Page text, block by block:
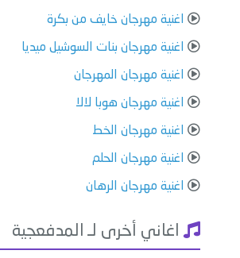
اغنية مهرجان خايف من بكرة
اغنية مهرجان بنات السوشيل ميديا
اغنية مهرجان المهرجان
اغنية مهرجان هوبا لالا
اغنية مهرجان الخط
اغنية مهرجان الحلم
اغنية مهرجان الرهان
اغاني أخرى لـ المدفعجية